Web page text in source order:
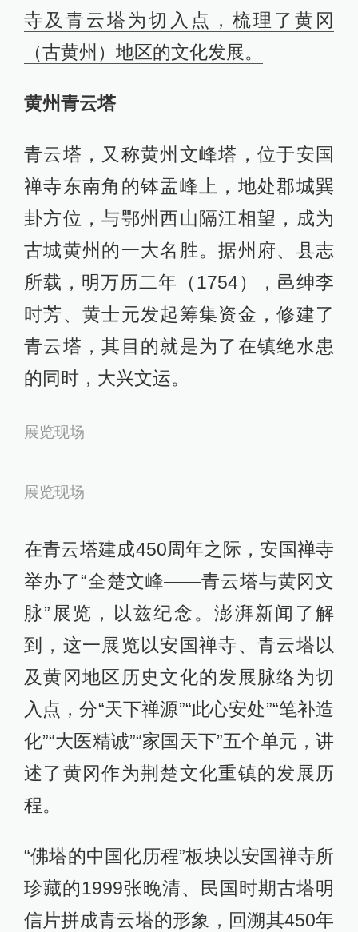
寺及青云塔为切入点，梳理了黄冈
（古黄州）地区的文化发展。
黄州青云塔
青云塔，又称黄州文峰塔，位于安国
禅寺东南角的钵盂峰上，地处郡城巽
卦方位，与鄂州西山隔江相望，成为
古城黄州的一大名胜。据州府、县志
所载，明万历二年（1754），邑绅李
时芳、黄士元发起筹集资金，修建了
青云塔，其目的就是为了在镇绝水患
的同时，大兴文运。
展览现场
展览现场
在青云塔建成450周年之际，安国禅寺
举办了“全楚文峰——青云塔与黄冈文
脉”展览，以兹纪念。澎湃新闻了解
到，这一展览以安国禅寺、青云塔以
及黄冈地区历史文化的发展脉络为切
入点，分“天下禅源”“此心安处”“笔补造
化”“大医精诚”“家国天下”五个单元，讲
述了黄冈作为荆楚文化重镇的发展历
程。
“佛塔的中国化历程”板块以安国禅寺所
珍藏的1999张晚清、民国时期古塔明
信片拼成青云塔的形象，回溯其450年